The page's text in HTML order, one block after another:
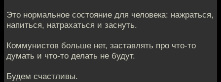
Это нормальное состояние для человека: нажраться,
напиться, натрахаться и заснуть.
Коммунистов больше нет, заставлять про что-то
думать и что-то делать не будут.
Будем счастливы.